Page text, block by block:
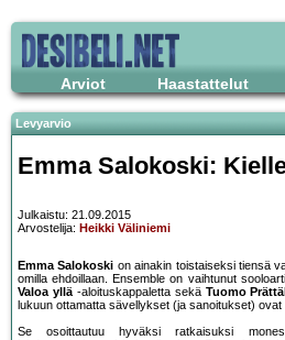
Arviot Haastattelut
Levyarvio
Emma Salokoski:
Julkaistu: 21.09.2015
Arvostelija: Heikki Väliniemi
Emma Salokoski on ainakin toistaiseksi tiensä
omilla ehdoillaan. Ensemble on vaihtunut
Valoa yllä-aloituskappaletta sekä Tuomo
lukuun ottamatta sävellykset (ja sanoitukset) ovat
Se osoittautuu hyväksi ratkaisuksi